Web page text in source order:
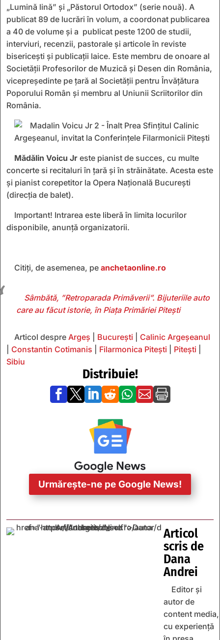
„Lumină lină” și „Păstorul Ortodox” (serie nouă). A
publicat 89 de lucrări în volum, a coordonat publicarea
a 40 de volume și a publicat peste 1200 de studii,
interviuri, recenzii, pastorale şi articole în reviste
bisericeşti şi publicaţii laice. Este membru de onoare al
Societăţii Profesorilor de Muzică şi Desen din România,
vicepreşedinte pe ţară al Societăţii pentru Învăţătura
Poporului Român și membru al Uniunii Scriitorilor din
România.
Mădălin Voicu Jr este pianist de succes, cu multe
concerte si recitaluri în țară și în străinătate. Acesta este
și pianist corepetitor la Opera Națională București
(direcția de balet).
Important! Intrarea este liberă în limita locurilor
disponibile, anunță organizatorii.
Citiți, de asemenea, pe anchetaonline.ro
Sâmbătă, ”Retroparada Primăverii”. Bijuteriile auto
care au făcut istorie, în Piața Primăriei Pitești
Articol despre Argeș București
Calinic Argeșeanul
Constantin Cotimanis Filarmonica Pitești Pitești
Sibiu
Distribuie!
      
Urmărește-ne pe Google News!
Articol
scris de
Dana
Andrei
Editor și
autor de
content media,
cu experiență